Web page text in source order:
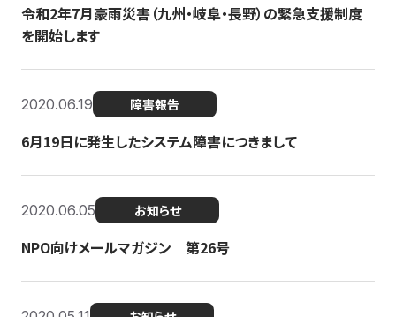
令和2年7月豪雨災害（九州・岐阜・長野）の緊急支援制度
を開始します
2020.06.19 障害報告
6月19日に発生したシステム障害につきまして
2020.06.05 お知らせ
NPO向けメールマガジン 第26号